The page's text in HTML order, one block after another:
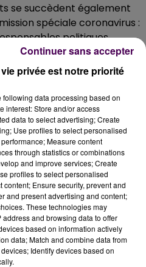
se succèdent également
spéciale coronavirus :
politiques,
commerçants, chefs
un éclairage
impacts de cette crise
sans précédent.
sur l'appli gratuite Sweet
privée est notre priorité
following data processing based on
interest: Store and/or access
data to select advertising; Create
Use profiles to select personalised
Measure content
through statistics or combinations
and improve services; Create
profiles to select personalised
Ensure security, prevent and
and present advertising and content;
These technologies may
and browsing data to offer
based on information actively
data; Match and combine data from
Identify devices based on
Continuer sans accepter